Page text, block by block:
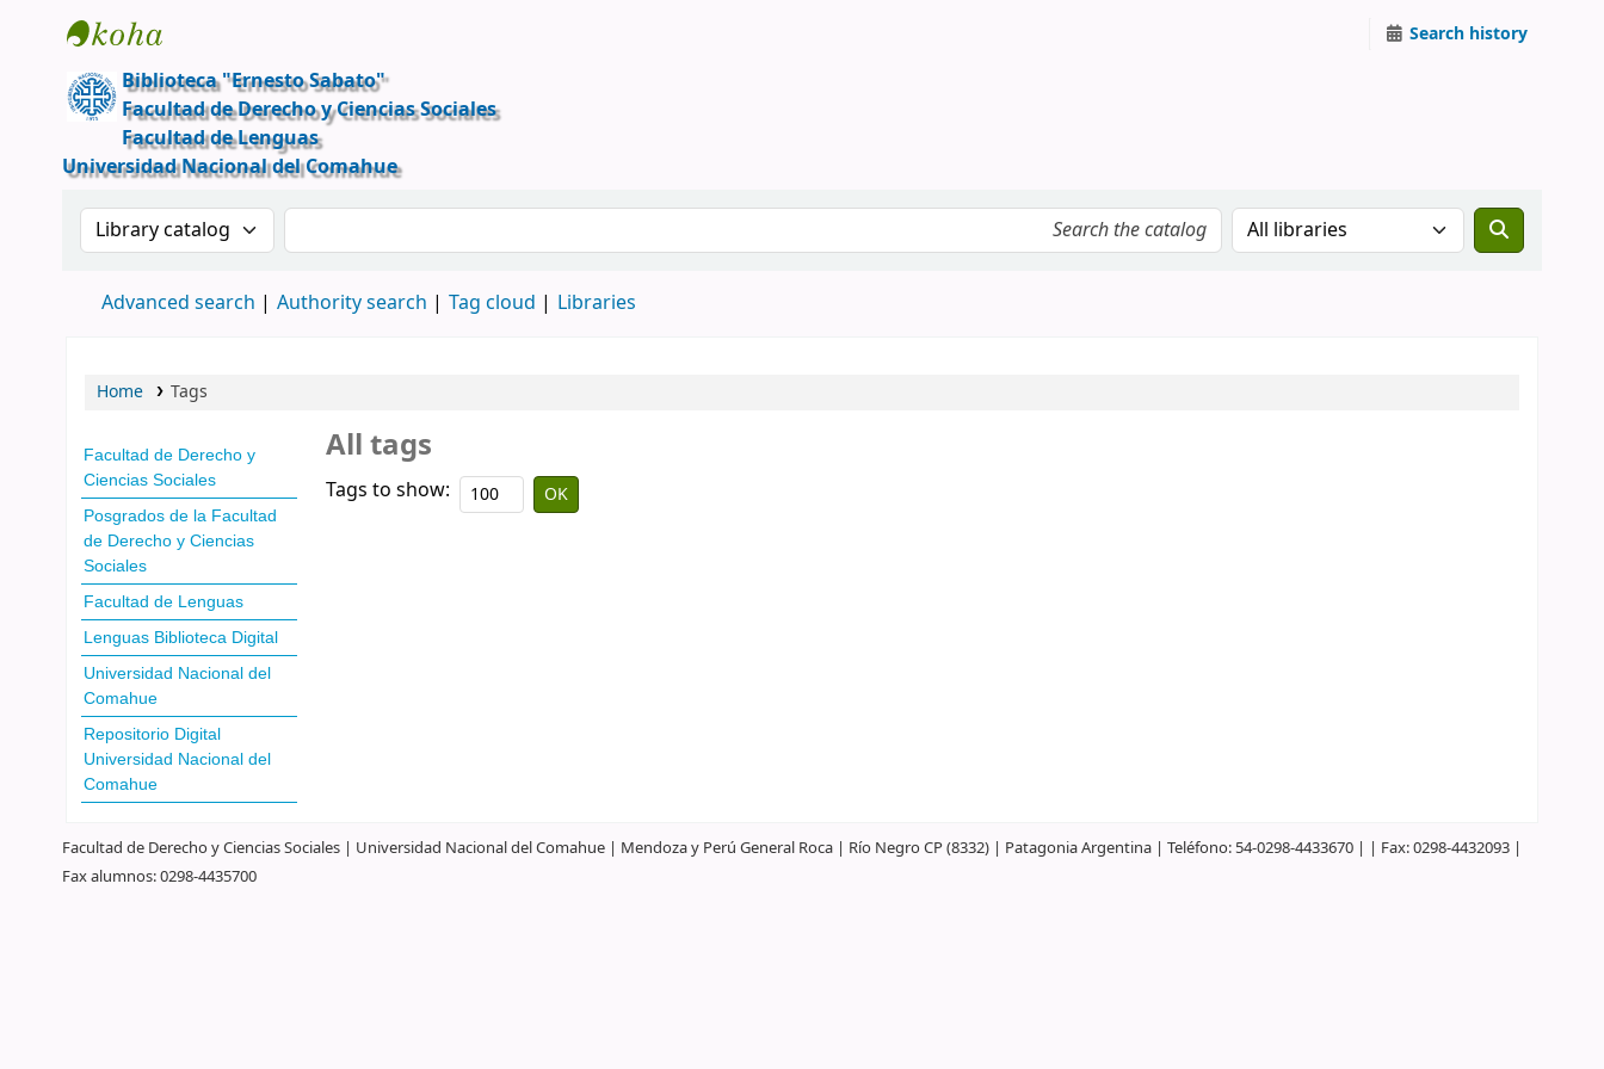
Ernesto Sabato
Search history
Biblioteca "Ernesto Sabato"
Facultad de Derecho y Ciencias Sociales
Facultad de Lenguas
Universidad Nacional del Comahue
Search the catalog by:Search the catalog Search the catalog in:
Advanced search Authority search Tag cloud Libraries
Home Tags
Facultad de Derecho y
Ciencias Sociales
Posgrados de la Facultad
de Derecho y Ciencias
Sociales
Facultad de Lenguas
Lenguas Biblioteca Digital
Universidad Nacional del
Comahue
Repositorio Digital
Universidad Nacional del
Comahue
All tags
Tags to show:
Facultad de Derecho y Ciencias Sociales | Universidad Nacional del Comahue | Mendoza y Perú General Roca | Río Negro CP (8332) | Patagonia Argentina | Teléfono: 54-0298-4433670 | | Fax: 0298-4432093 |
Fax alumnos: 0298-4435700